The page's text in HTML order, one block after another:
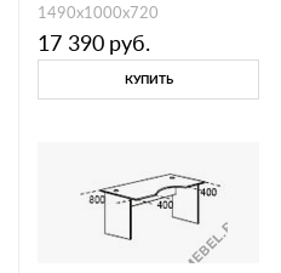
1490х1000х720
17 390 руб.
КУПИТЬ